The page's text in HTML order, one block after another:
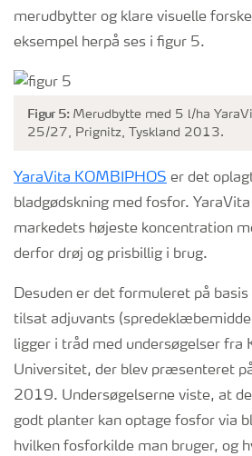
merudbytter og klare visuelle
eksempel herpå ses i figur 5.
Figur 5: Merudbytte med 5 l/ha
25/27, Prignitz, Tyskland 2013.
YaraVita KOMBIPHOS er det
bladgødskning med fosfor.
markedets højeste koncentration
derfor drøj og prisbillig i brug.
Desuden er det formuleret på
tilsat adjuvants
ligger i tråd med undersøgelser fra
Universitet, der blev præsenteret
2019. Undersøgelserne viste, at
godt planter kan optage fosfor via
hvilken fosforkilde man bruger, og